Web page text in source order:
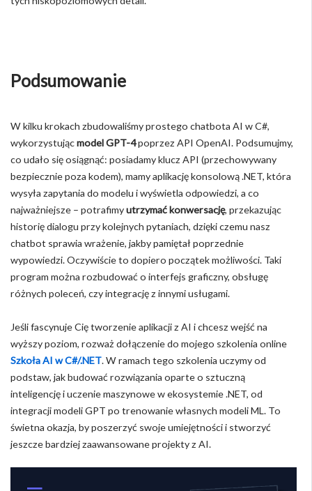
Podsumowanie
W kilku krokach zbudowaliśmy prostego chatbota AI w C#,
wykorzystującmodel GPT-4poprzez API OpenAI. Podsumujmy,
co udało się osiągnąć: posiadamy klucz API (przechowywany
bezpiecznie poza kodem), mamy aplikację konsolową .NET, która
wysyła zapytania do modelu i wyświetla odpowiedzi, a co
najważniejsze – potrafimyutrzymać konwersację, przekazując
historię dialogu przy kolejnych pytaniach, dzięki czemu nasz
chatbot sprawia wrażenie, jakby pamiętał poprzednie
wypowiedzi. Oczywiście to dopiero początek możliwości. Taki
program można rozbudować o interfejs graficzny, obsługę
różnych poleceń, czy integrację z innymi usługami.
Jeśli fascynuje Cię tworzenie aplikacji z AI i chcesz wejść na
wyższy poziom, rozważ dołączenie do mojego szkolenia online
Szkoła AI w C#/.NET. W ramach tego szkolenia uczymy od
podstaw, jak budować rozwiązania oparte o sztuczną
inteligencję i uczenie maszynowe w ekosystemie .NET, od
integracji modeli GPT po trenowanie własnych modeli ML. To
świetna okazja, by poszerzyć swoje umiejętności i stworzyć
jeszcze bardziej zaawansowane projekty z AI.